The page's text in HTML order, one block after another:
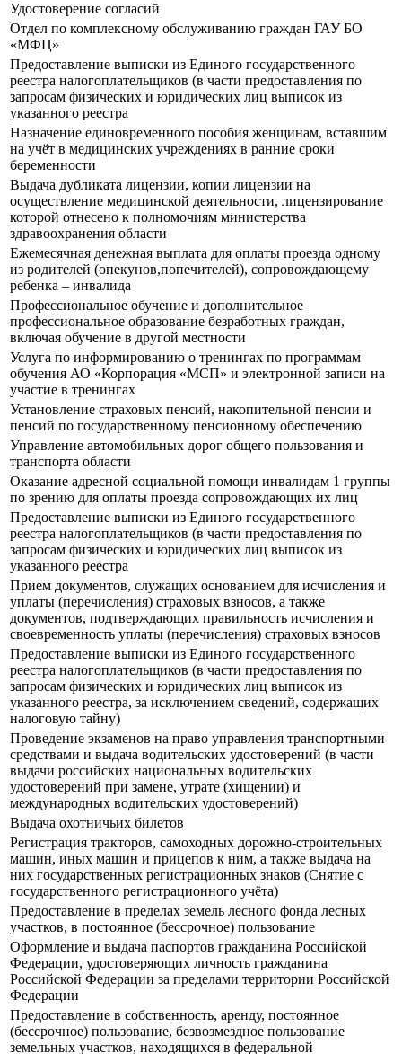
Удостоверение согласий
Отдел по комплексному обслуживанию граждан ГАУ БО
«МФЦ»
Предоставление выписки из Единого государственного
реестра налогоплательщиков (в части предоставления по
запросам физических и юридических лиц выписок из
указанного реестра
Назначение единовременного пособия женщинам, вставшим
на учёт в медицинских учреждениях в ранние сроки
беременности
Выдача дубликата лицензии, копии лицензии на
осуществление медицинской деятельности, лицензирование
которой отнесено к полномочиям министерства
здравоохранения области
Ежемесячная денежная выплата для оплаты проезда одному
из родителей (опекунов,попечителей), сопровождающему
ребенка – инвалида
Профессиональное обучение и дополнительное
профессиональное образование безработных граждан,
включая обучение в другой местности
Услуга по информированию о тренингах по программам
обучения АО «Корпорация «МСП» и электронной записи на
участие в тренингах
Установление страховых пенсий, накопительной пенсии и
пенсий по государственному пенсионному обеспечению
Управление автомобильных дорог общего пользования и
транспорта области
Оказание адресной социальной помощи инвалидам 1 группы
по зрению для оплаты проезда сопровождающих их лиц
Предоставление выписки из Единого государственного
реестра налогоплательщиков (в части предоставления по
запросам физических и юридических лиц выписок из
указанного реестра
Прием документов, служащих основанием для исчисления и
уплаты (перечисления) страховых взносов, а также
документов, подтверждающих правильность исчисления и
своевременность уплаты (перечисления) страховых взносов
Предоставление выписки из Единого государственного
реестра налогоплательщиков (в части предоставления по
запросам физических и юридических лиц выписок из
указанного реестра, за исключением сведений, содержащих
налоговую тайну)
Проведение экзаменов на право управления транспортными
средствами и выдача водительских удостоверений (в части
выдачи российских национальных водительских
удостоверений при замене, утрате (хищении) и
международных водительских удостоверений)
Выдача охотничьих билетов
Регистрация тракторов, самоходных дорожно-строительных
машин, иных машин и прицепов к ним, а также выдача на
них государственных регистрационных знаков (Снятие с
государственного регистрационного учёта)
Предоставление в пределах земель лесного фонда лесных
участков, в постоянное (бессрочное) пользование
Оформление и выдача паспортов гражданина Российской
Федерации, удостоверяющих личность гражданина
Российской Федерации за пределами территории Российской
Федерации
Предоставление в собственность, аренду, постоянное
(бессрочное) пользование, безвозмездное пользование
земельных участков, находящихся в федеральной